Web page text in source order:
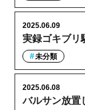
実録ゴキブリ
2025.06.09
未分類
バルサン放置
2025.06.08